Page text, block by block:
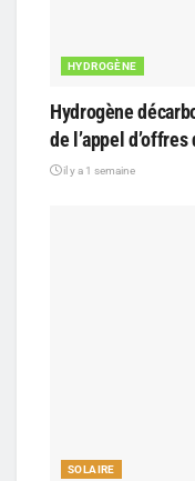
HYDROGÈNE
Hydrogène
de l’appel
il y a 1 semaine
SOLAIRE